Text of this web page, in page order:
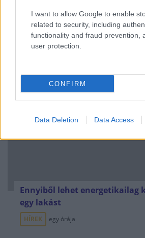
I want to allow Google to enable
related to security, including
functionality and fraud prevention,
user protection.
CONFIRM
Data Deletion Data Access
Házban gazdagok,
a magyarok
Ennyiből lehet energetikailag
egy lakást
HÍREK egy órája